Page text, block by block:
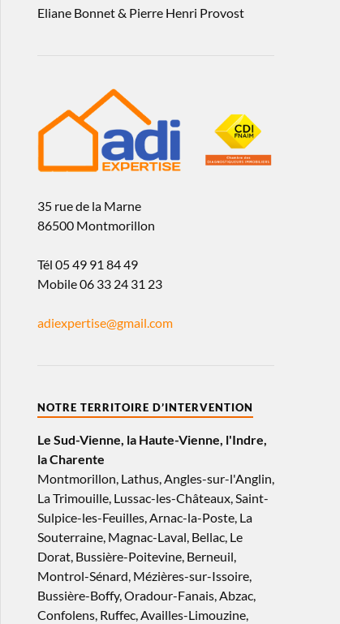
Eliane Bonnet & Pierre Henri Provost
35 rue de la Marne
86500 Montmorillon
Tél 05 49 91 84 49
Mobile 06 33 24 31 23
adiexpertise@gmail.com
NOTRE TERRITOIRE D’INTERVENTION
Le Sud-Vienne, la Haute-Vienne, l'Indre,
la Charente
Montmorillon, Lathus, Angles-sur-l'Anglin,
La Trimouille, Lussac-les-Châteaux, Saint-
Sulpice-les-Feuilles, Arnac-la-Poste, La
Souterraine, Magnac-Laval, Bellac, Le
Dorat, Bussière-Poitevine, Berneuil,
Montrol-Sénard, Mézières-sur-Issoire,
Bussière-Boffy, Oradour-Fanais, Abzac,
Confolens, Ruffec, Availles-Limouzine,